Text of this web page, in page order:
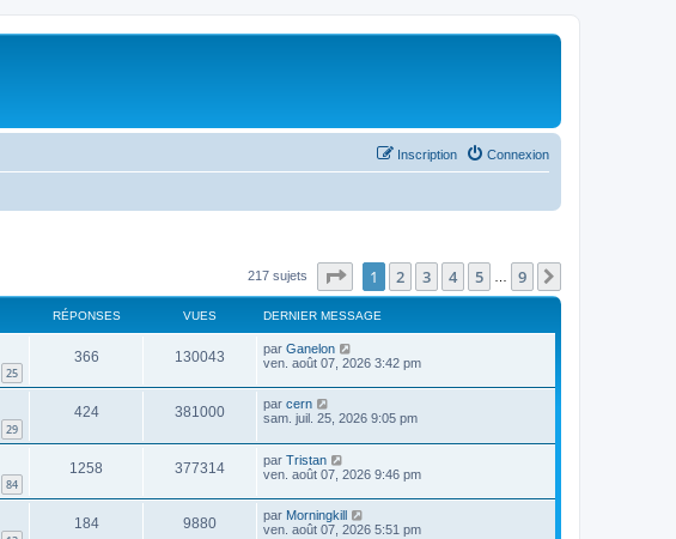
Connexion
Inscription
217 sujets Page sur9
1 2 3 4 5 9
RÉPONSES VUES DERNIER MESSAGE
25
366 130043 par Ganelon
ven. août 07, 2026 3:42 pm
29
424 381000 par cern
sam. juil. 25, 2026 9:05 pm
84
1258 377314 par Tristan
ven. août 07, 2026 9:46 pm
184 9880 par Morningkill
ven. août 07, 2026 5:51 pm